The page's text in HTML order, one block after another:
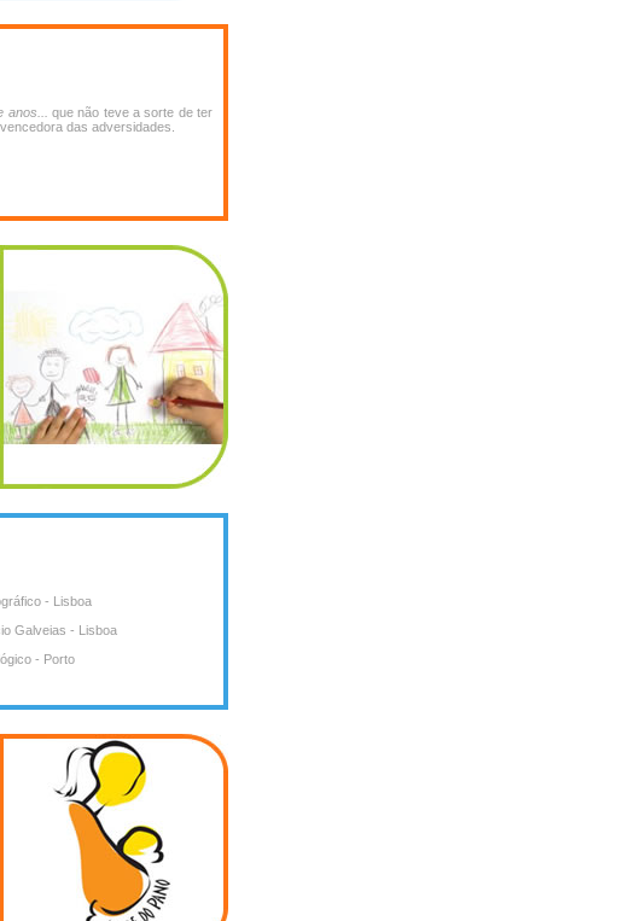
anos... que não teve a sorte de ter
das adversidades.
- Lisboa
Galveias - Lisboa
- Porto